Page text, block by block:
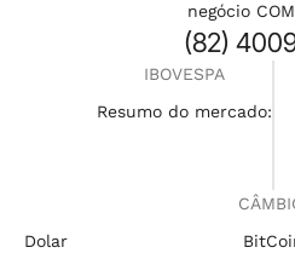
negócio
(82)
IBOVESPA
Resumo do mercado:
Dolar